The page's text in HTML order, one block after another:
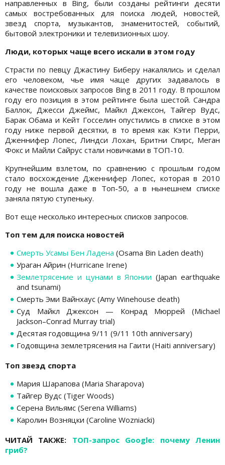
направленных в Bing, были созданы рейтинги десяти
самых востребованных для поиска людей, новостей,
звезд спорта, музыкантов, знаменитостей, событий,
бытовой электроники и телевизионных шоу.
Люди, которых чаще всего искали в этом году
Страсти по певцу Джастину Биберу накалялись и сделал
его человеком, чье имя чаще других задавалось в
качестве поисковых запросов Bing в 2011 году. В прошлом
году его позиция в этом рейтинге была шестой. Сандра
Баллок, Джесси Джеймс, Майкл Джексон, Тайгер Вудс,
Барак Обама и Кейт Госселин опустились в списке в этом
году ниже первой десятки, в то время как Кэти Перри,
Дженнифер Лопес, Линдси Лохан, Бритни Спирс, Меган
Фокс и Майли Сайрус стали новичками в ТОП-10.
Крупнейшим взлетом, по сравнению с прошлым годом
стало восхождение Дженнифер Лопес, которая в 2010
году не вошла даже в Топ-50, а в нынешнем списке
заняла пятую ступеньку.
Вот еще несколько интересных списков запросов.
Топ тем для поиска новостей
Смерть Усамы Бен Ладена (Osama Bin Laden death)
Ураган Айрин (Hurricane Irene)
Землетрясение и цунами в Японии (Japan earthquake
and tsunami)
Смерть Эми Вайнхаус (Amy Winehouse death)
Суд Майкл Джексон — Конрад Мюррей (Michael
Jackson–Conrad Murray trial)
Десятая годовщина 9/11 (9/11 10th anniversary)
Годовщина землетрясения на Гаити (Haiti anniversary)
Топ звезд спорта
Мария Шарапова (Maria Sharapova)
Тайгер Вудс (Tiger Woods)
Серена Вильямс (Serena Williams)
Каролин Возняцки (Caroline Wozniacki)
ЧИТАЙ ТАКЖЕ: ТОП-запрос Google: почему Ленин
гриб?